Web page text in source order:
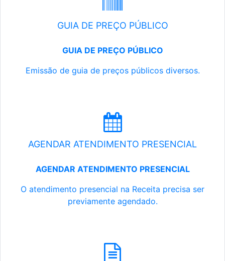
GUIA DE PREÇO PÚBLICO
GUIA DE PREÇO PÚBLICO
Emissão de guia de preços públicos diversos.
AGENDAR ATENDIMENTO PRESENCIAL
AGENDAR ATENDIMENTO PRESENCIAL
O atendimento presencial na Receita precisa ser
previamente agendado.